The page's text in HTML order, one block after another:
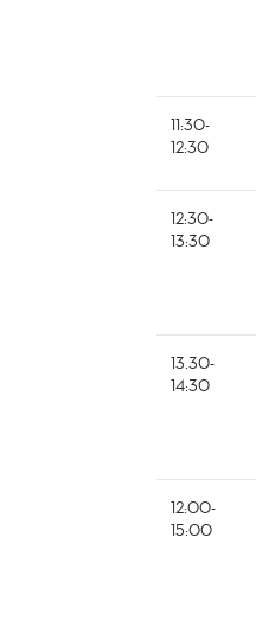
11:30-
12:30
12:30-
13:30
13.30-
14:30
12:00-
15:00